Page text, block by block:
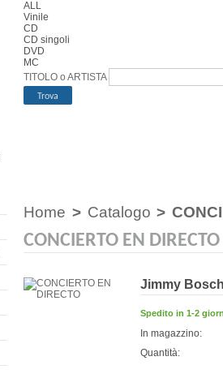
ALL
Vinile
CD
CD singoli
DVD
MC
TITOLO o ARTISTA
Home > Catalogo >
CONCIERTO EN DIRECTO
Jimmy
Spedito in 1-2
In magazzino:
Quantità: